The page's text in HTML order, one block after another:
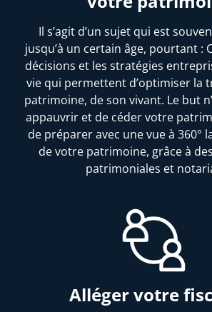
Il s’agit d’un sujet qui est
jusqu’à un certain âge, pourtant :
décisions et les stratégies
vie qui permettent d’optimiser la
patrimoine, de son vivant. Le but
appauvrir et de céder votre
de préparer avec une vue à 360°
de votre patrimoine, grâce à
patrimoniales et
Alléger votre